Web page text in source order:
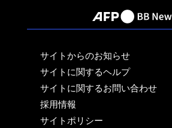
サイトからのお知らせ
サイトに関するヘルプ
サイトに関するお問い合わせ
採用情報
サイトポリシー